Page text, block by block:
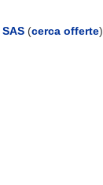
(cerca offerte)